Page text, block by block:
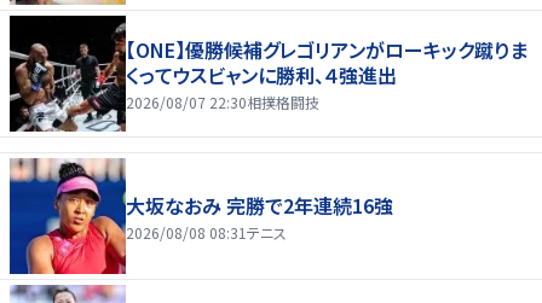
【ONE】優勝候補グレゴリアンがローキック蹴りま
くってウスビャンに勝利、４強進出
2026/08/07 22:30相撲格闘技
大坂なおみ 完勝で2年連続16強
2026/08/08 08:31テニス